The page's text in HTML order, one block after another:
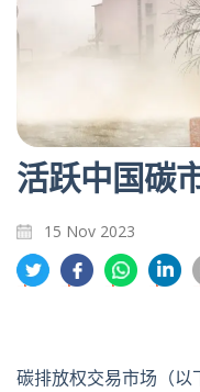
活跃中国碳
15 Nov 2023
分
享
特
分
享
书
享
享
英
碳排放权交易市场（